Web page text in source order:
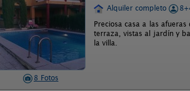
8 Fotos
Alquiler completo
Preciosa casa a las
terraza, vistas al jardín y
la villa.